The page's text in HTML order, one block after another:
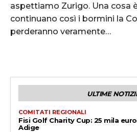
aspettiamo Zurigo. Una cosa
continuano così i bormini la
perderanno veramente…
ULTIME
COMITATI REGIONALI
Fisi Golf Charity Cup: 25 mila
Adige